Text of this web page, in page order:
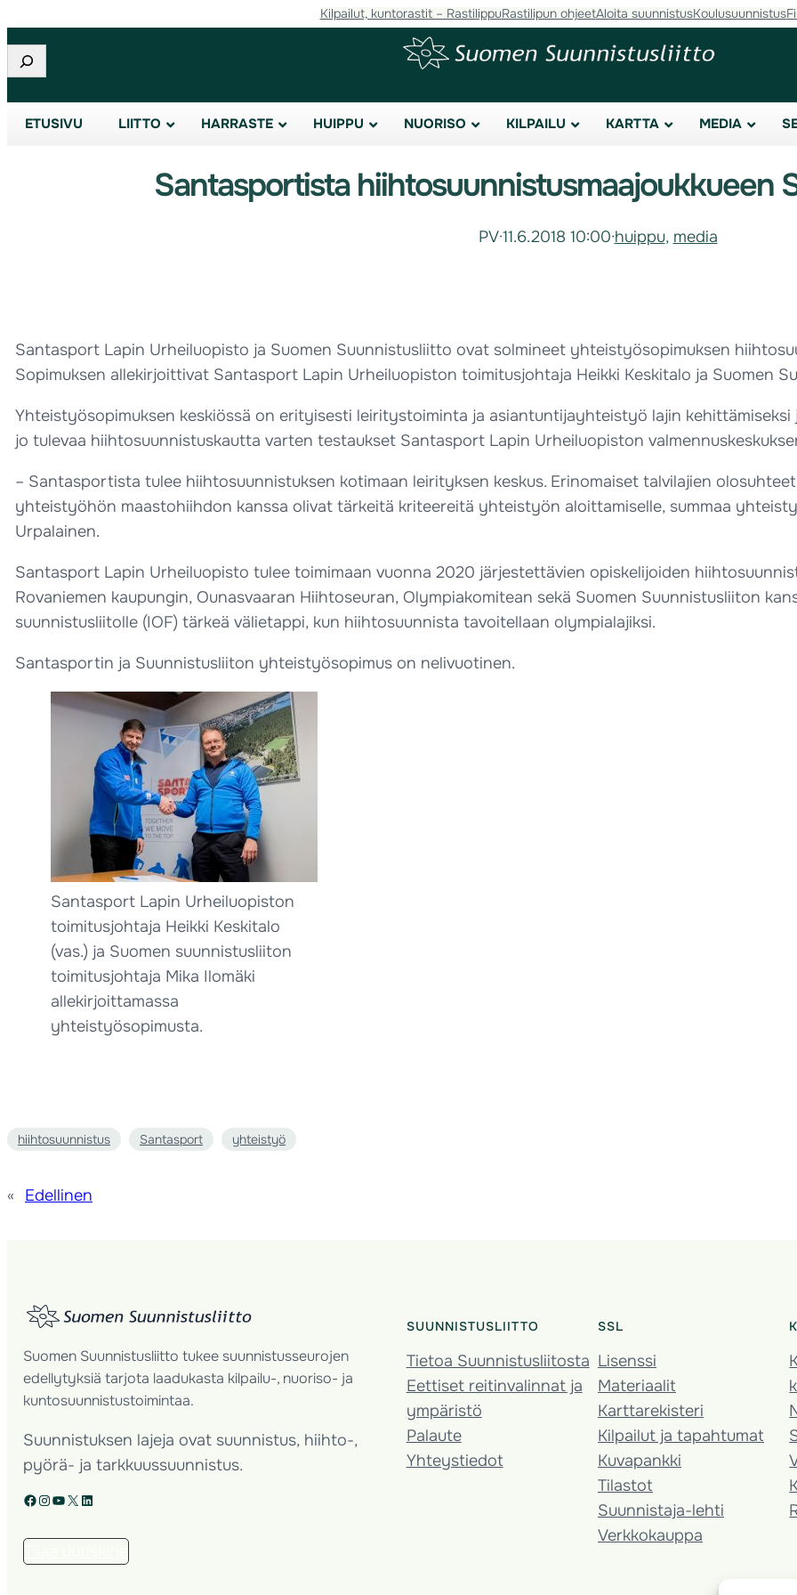
Kilpailut, kuntorastit – RastilippuRastilipun ohjeetAloita suunnistusKoulusuunnistus
Etsi
ETUSIVU LIITTO HARRASTE HUIPPU NUORISO KILPAILU KARTTA MEDIA
Santasportista hiihtosuunnistusmaajoukkueen
PV·11.6.2018 10:00·huippu, media
Santasport Lapin Urheiluopisto ja Suomen Suunnistusliitto ovat solmineet yhteistyösopimuksen
Sopimuksen allekirjoittivat Santasport Lapin Urheiluopiston toimitusjohtaja Heikki Keskitalo ja Suomen
Yhteistyösopimuksen keskiössä on erityisesti leiritystoiminta ja asiantuntijayhteistyö lajin
jo tulevaa hiihtosuunnistuskautta varten testaukset Santasport Lapin Urheiluopiston
– Santasportista tulee hiihtosuunnistuksen kotimaan leirityksen keskus. Erinomaiset talvilajien
yhteistyöhön maastohiihdon kanssa olivat tärkeitä kriteereitä yhteistyön aloittamiselle, summaa
Urpalainen.
Santasport Lapin Urheiluopisto tulee toimimaan vuonna 2020 järjestettävien opiskelijoiden
Rovaniemen kaupungin, Ounasvaaran Hiihtoseuran, Olympiakomitean sekä Suomen Suunnistusliiton
suunnistusliitolle (IOF) tärkeä välietappi, kun hiihtosuunnista tavoitellaan olympialajiksi.
Santasportin ja Suunnistusliiton yhteistyösopimus on nelivuotinen.
Santasport Lapin Urheiluopiston
toimitusjohtaja Heikki Keskitalo
(vas.) ja Suomen suunnistusliiton
toimitusjohtaja Mika Ilomäki
allekirjoittamassa
yhteistyösopimusta.
hiihtosuunnistus Santasport yhteistyö
« Edellinen
Suomen Suunnistusliitto tukee suunnistusseurojen
edellytyksiä tarjota laadukasta kilpailu-, nuoriso- ja
kuntosuunnistustoimintaa.
Suunnistuksen lajeja ovat suunnistus, hiihto-,
pyörä- ja tarkkuussuunnistus.
Facebook Instagram YouTube X LinkedIn
SUUNNISTUSLIITTO
Tietoa Suunnistusliitosta
Eettiset reitinvalinnat ja
ympäristö
Palaute
Yhteystiedot
SSL
Lisenssi
Materiaalit
Karttarekisteri
Kilpailut ja tapahtumat
Kuvapankki
Tilastot
Suunnistaja-lehti
Verkkokauppa